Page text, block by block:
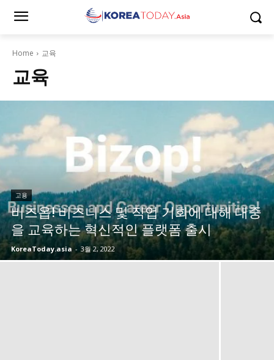
Home 교육
교육
고용
비즈옵! 비즈니스 및 직업 기회에 대해 대중
을 교육하는 혁신적인 플랫폼 출시
KoreaToday.asia - 3월 2, 2022